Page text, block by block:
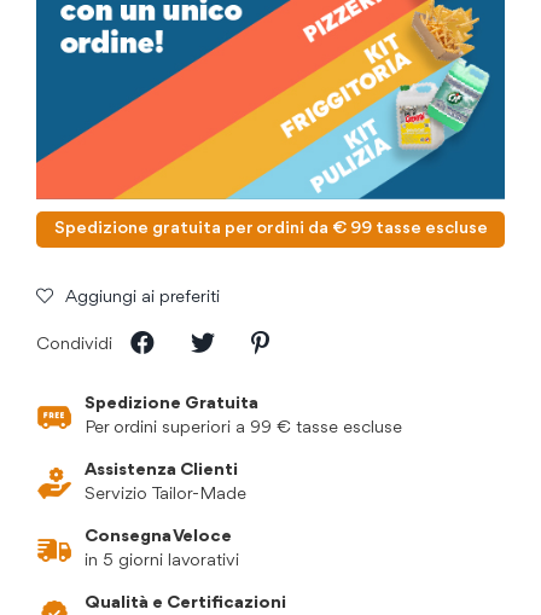
Spedizione gratuita per ordini da € 99 tasse escluse
Aggiungi ai preferiti
Condividi
Spedizione Gratuita
Per ordini superiori a 99 € tasse escluse
Assistenza Clienti
Servizio Tailor-Made
Consegna Veloce
in 5 giorni lavorativi
Qualità e Certificazioni